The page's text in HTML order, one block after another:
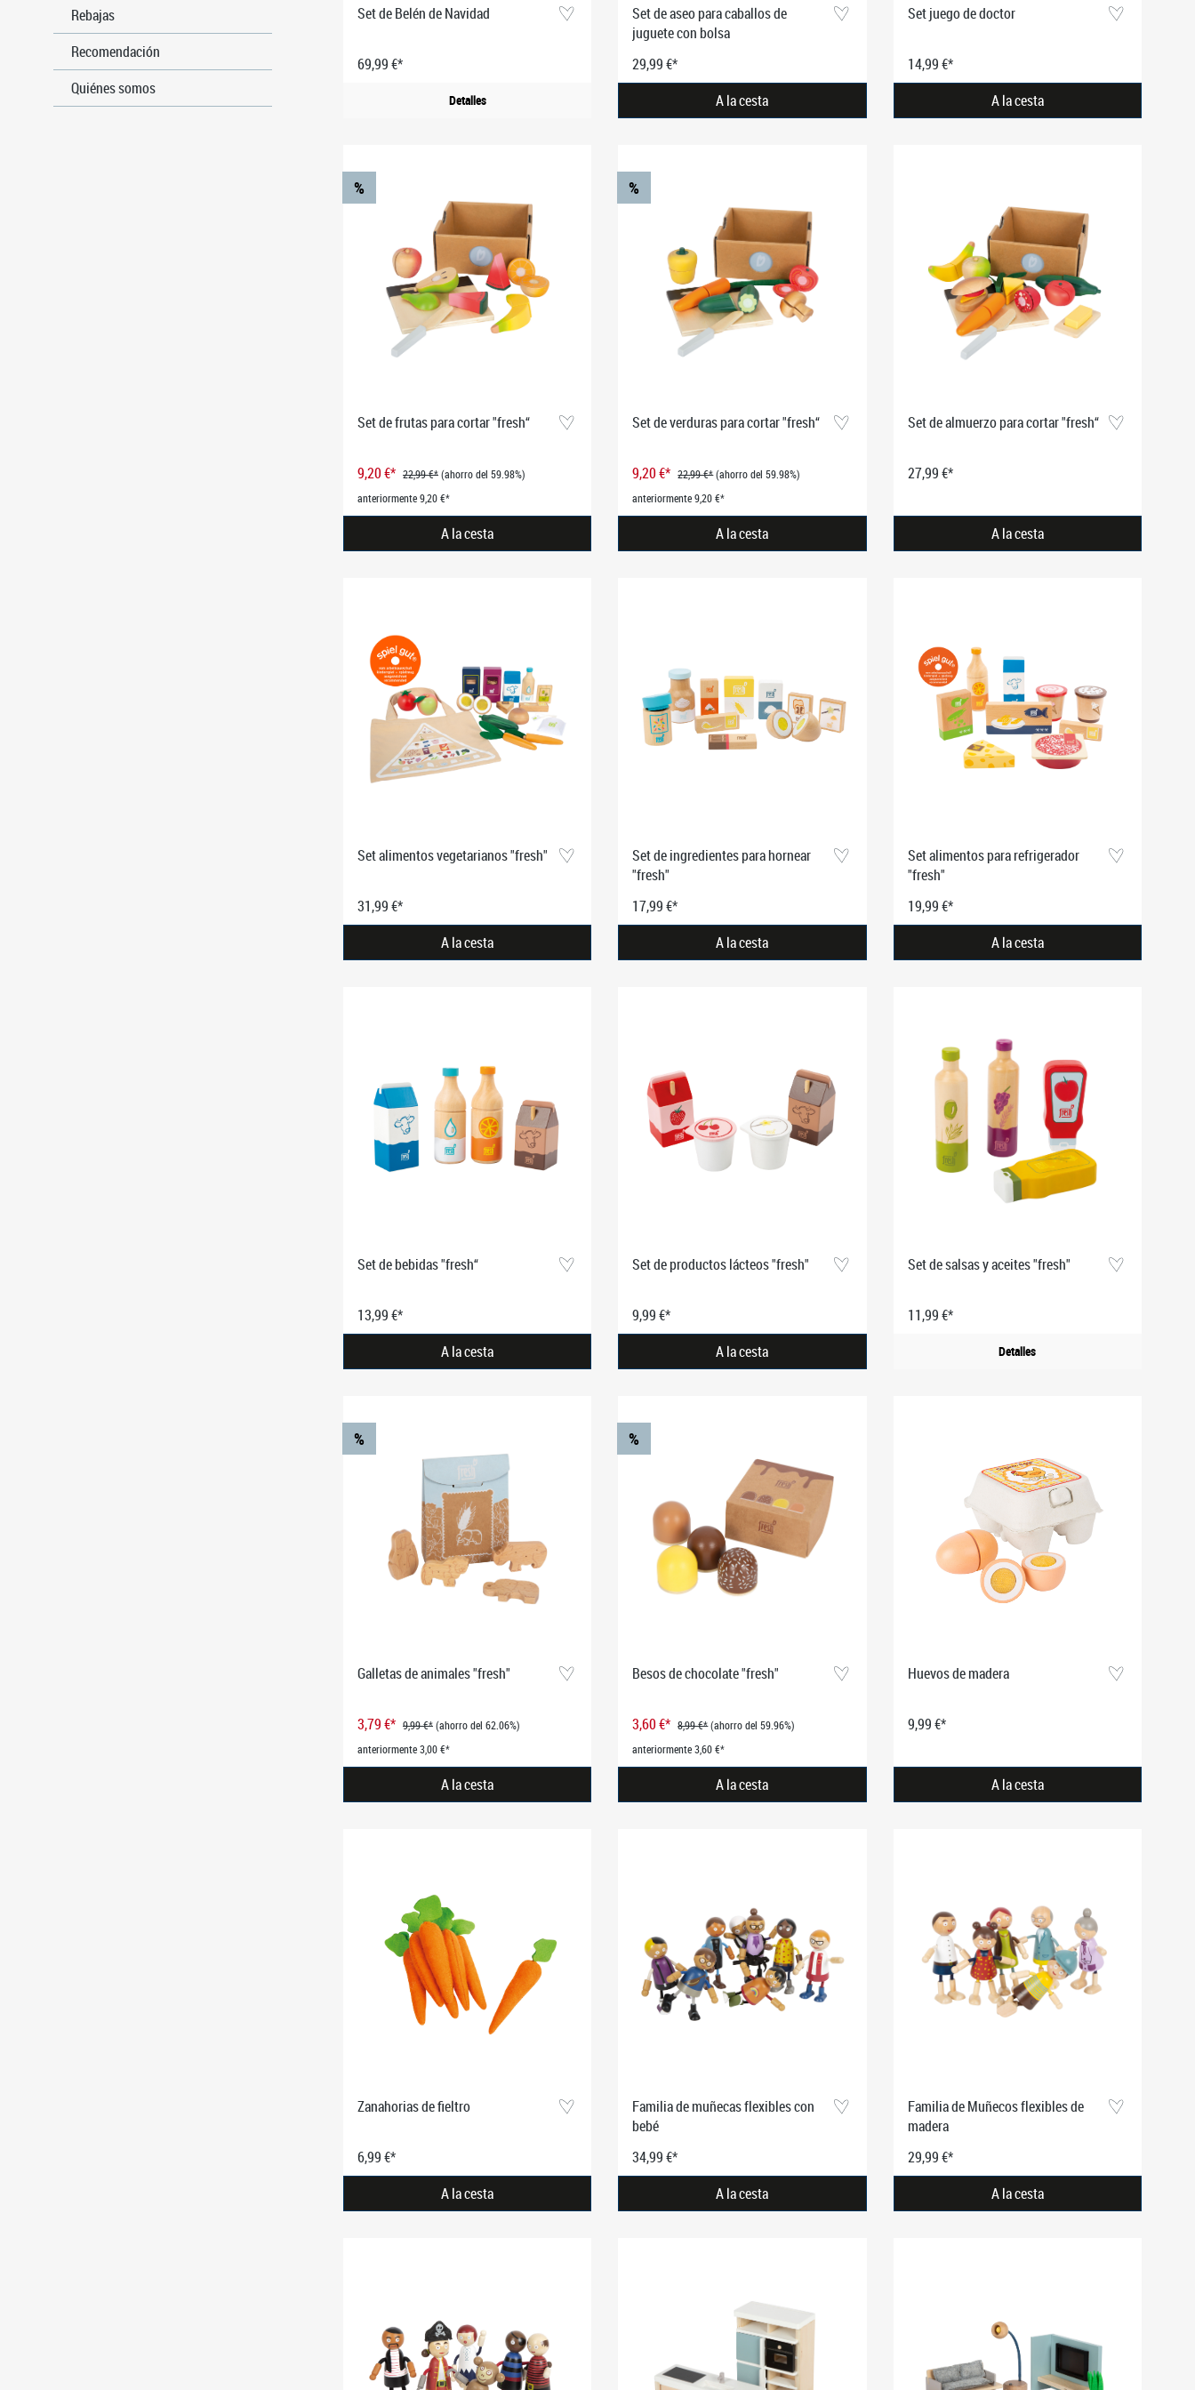
Rebajas
Recomendación
Quiénes somos
Set de Belén de Navidad
69,99 €*
Detalles
Set de aseo para caballos de
juguete con bolsa
29,99 €*
A la cesta
Set juego de doctor
14,99 €*
A la cesta
%
Set de frutas para cortar "fresh“
9,20 €* 22,99 €*(ahorro del 59.98%)
anteriormente 9,20 €*
A la cesta
%
Set de verduras para cortar "fresh“
9,20 €* 22,99 €*(ahorro del 59.98%)
anteriormente 9,20 €*
A la cesta
Set de almuerzo para cortar "fresh“
27,99 €*
A la cesta
Set alimentos vegetarianos "fresh"
31,99 €*
A la cesta
Set de ingredientes para hornear
"fresh"
17,99 €*
A la cesta
Set alimentos para refrigerador
"fresh"
19,99 €*
A la cesta
Set de bebidas "fresh“
13,99 €*
A la cesta
Set de productos lácteos "fresh"
9,99 €*
A la cesta
Set de salsas y aceites "fresh"
11,99 €*
Detalles
%
Galletas de animales "fresh"
3,79 €* 9,99 €*(ahorro del 62.06%)
anteriormente 3,00 €*
A la cesta
%
Besos de chocolate "fresh"
3,60 €* 8,99 €*(ahorro del 59.96%)
anteriormente 3,60 €*
A la cesta
Huevos de madera
9,99 €*
A la cesta
Zanahorias de fieltro
6,99 €*
A la cesta
Familia de muñecas flexibles con
bebé
34,99 €*
A la cesta
Familia de Muñecos flexibles de
madera
29,99 €*
A la cesta